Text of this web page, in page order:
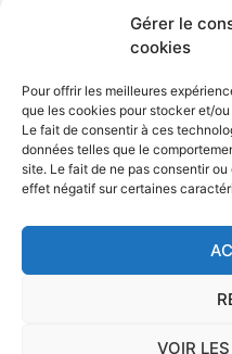
Gérer le
cookies
Pour offrir les meilleures
que les cookies pour stocker et/
Le fait de consentir à ces
données telles que le
site. Le fait de ne pas consentir
effet négatif sur certaines
VOIR